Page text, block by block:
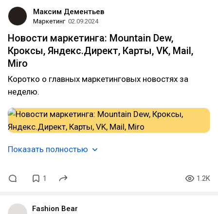
Максим Дементьев
Маркетинг 02.09.2024
Новости маркетинга: Mountain Dew,
Кроксы, Яндекс.Директ, Карты, VK, Mail,
Miro
Коротко о главных маркетинговых новостях за
неделю.
Показать полностью
1 1.2K
Fashion Bear